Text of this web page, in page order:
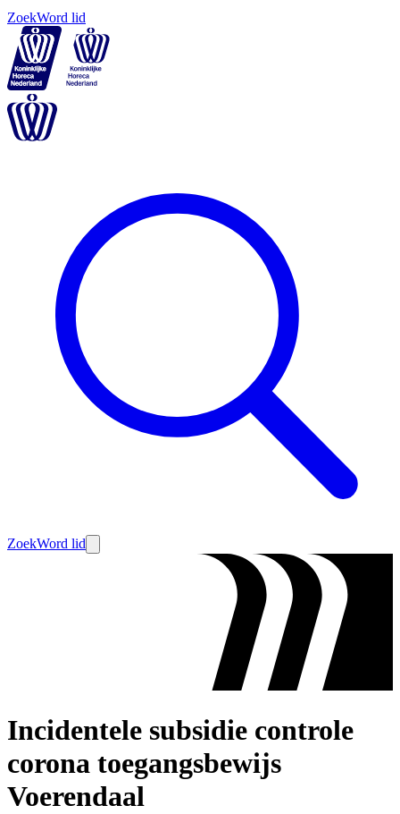
ZoekWord lid
ZoekWord lid
Incidentele subsidie controle
corona toegangsbewijs
Voerendaal